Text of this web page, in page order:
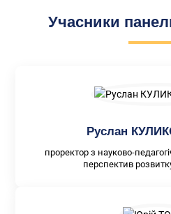
Учасники
Руслан
проректор з науково-
перспектив